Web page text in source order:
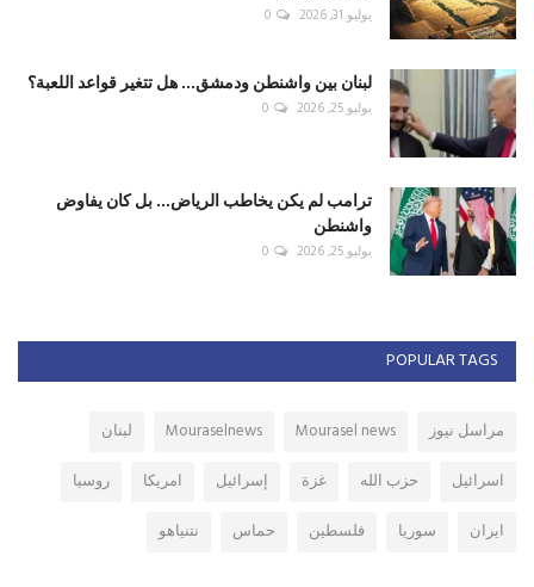
يوليو 31, 2026 0
لبنان بين واشنطن ودمشق... هل تتغير قواعد اللعبة؟
يوليو 25, 2026 0
ترامب لم يكن يخاطب الرياض... بل كان يفاوض
واشنطن
يوليو 25, 2026 0
POPULAR TAGS
مراسل نيوز Mourasel news
Mouraselnews
لبنان
اسرائيل
حزب الله غزة إسرائيل امريكا
روسيا
ايران
سوريا فلسطين حماس نتنياهو